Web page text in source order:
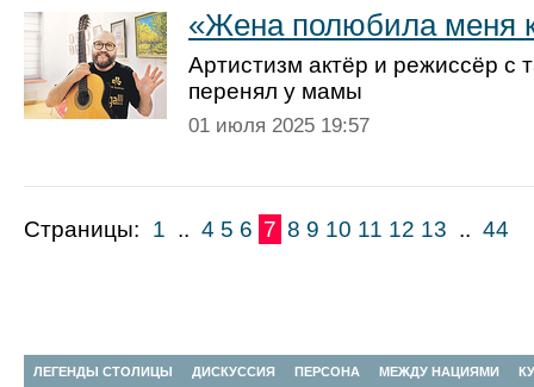
«Жена полюбила меня
Артистизм актёр и режиссёр с
перенял у мамы
01 июля 2025 19:57
Страницы: 1 .. 4 5 6 7 8 9 10 11 12 13 .. 44
ЛЕГЕНДЫ СТОЛИЦЫ ДИСКУССИЯ ПЕРСОНА МЕЖДУ НАЦИЯМИ